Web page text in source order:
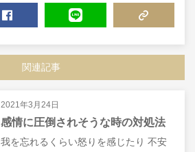
関連記事
2021年3月24日
感情に圧倒されそうな時の対処法
我を忘れるくらい怒りを感じたり 不安